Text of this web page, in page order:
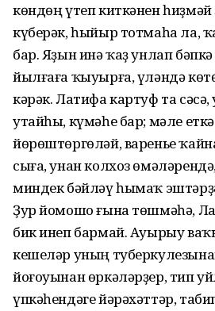
көндөң үтеп киткәнен
күберәк, һыйыр тотмаһа ла,
бар. Яҙын инә ҡаҙ унлап
йылғаға ҡыуырға, үләндә
кәрәк. Латифа картуф та
утайһы, күмәһе бар; мәле
йөрөштөргөләй, варенье
сыға, унан колхоз
миндек бәйләү һымаҡ
Ҙур йомошо ғына төшмәһә,
бик инеп бармай. Ауырыу
кешеләр уның
йоғоуынан өркәләрҙер, тип
үпкәһендәге йәрәхәттәр,